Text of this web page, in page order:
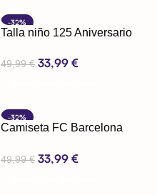
-32%
Talla niño 125 Aniversario
49,99€ 33,99 €
-32%
Camiseta FC Barcelona
49,99€ 33,99 €